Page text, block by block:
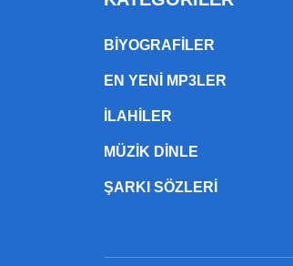
BIYOGRAFILER
EN YENI MP3LER
ILAHILER
MÜZIK DINLE
ŞARKI SÖZLERI